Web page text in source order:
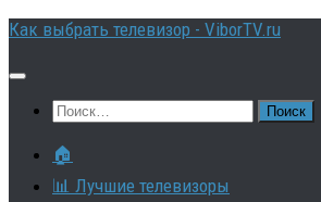
Перейти
содержимому
Как выбрать телевизор - ViborTV.ru
Найти:
🏠
📊 Лучшие телевизоры